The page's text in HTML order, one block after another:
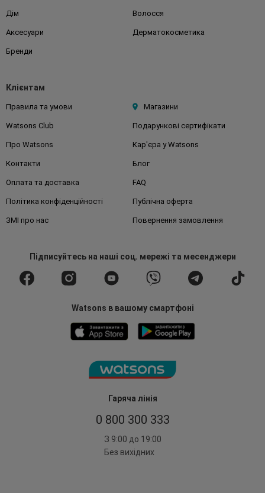
Гаряча лінія
0 800 300 333
З 9:00 до 19:00
Без вихідних
Дім Волосся
Аксесуари Дерматокосметика
Бренди
Клієнтам
Правила та умови Магазини
Watsons Club Подарункові сертифікати
Про Watsons Кар'єра у Watsons
Контакти Блог
Оплата та доставка FAQ
Політика конфіденційності Публічна оферта
ЗМІ про нас Повернення замовлення
Підписуйтесьна наші соц. мережі та месенджери
Watsons в вашому смартфоні